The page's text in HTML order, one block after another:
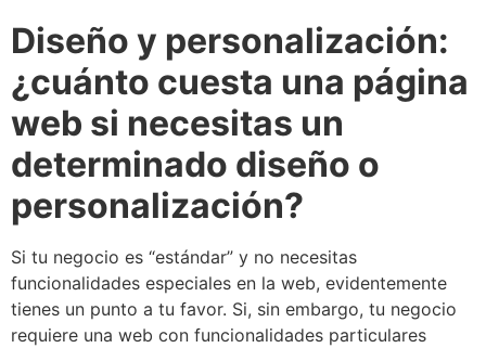
Diseño y personalización:
¿cuánto cuesta una página
web si necesitas un
determinado diseño o
personalización?
Si tu negocio es “estándar” y no necesitas
funcionalidades especiales en la web, evidentemente
tienes un punto a tu favor. Si, sin embargo, tu negocio
requiere una web con funcionalidades particulares